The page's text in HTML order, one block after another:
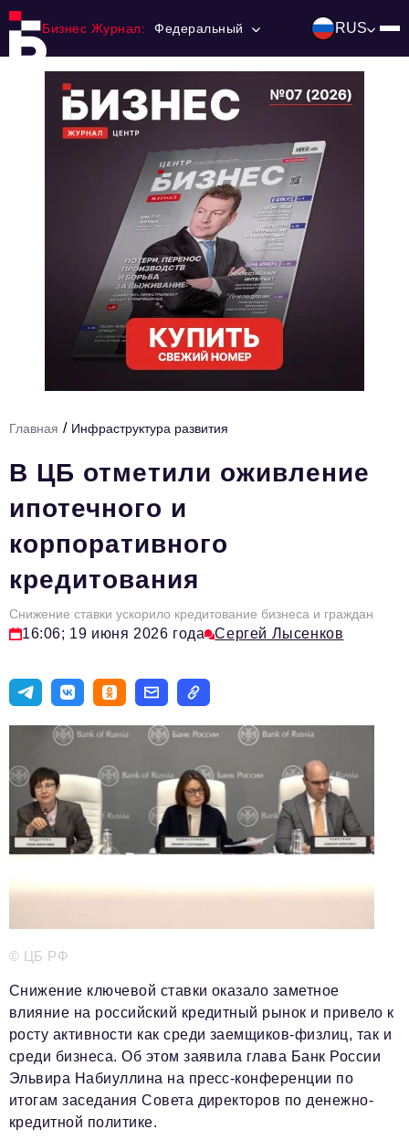
Бизнес Журнал: Федеральный RUS
Ниши и рынки
Технологии и тренды
Тема номера
HR
Персона номера
Юридический практикум
Стиль жизни
Туризм
ОПК
Видео
Телефон редакции: +7 495 727-01-67
Информационный отдел
reklama@business-magazine.online
Отдел распространения/редакционная подписка
Отдел по работе с партнерами
partner@business-magazine.online
Главная / Инфраструктура развития
В ЦБ отметили оживление
ипотечного и
корпоративного
кредитования
Снижение ставки ускорило кредитование бизнеса и граждан
16:06; 19 июня 2026 года Сергей Лысенков
© ЦБ РФ
Снижение ключевой ставки оказало заметное
влияние на российский кредитный рынок и привело к
росту активности как среди заемщиков-физлиц, так и
среди бизнеса. Об этом заявила глава Банк России
Эльвира Набиуллина на пресс-конференции по
итогам заседания Совета директоров по денежно-
кредитной политике.